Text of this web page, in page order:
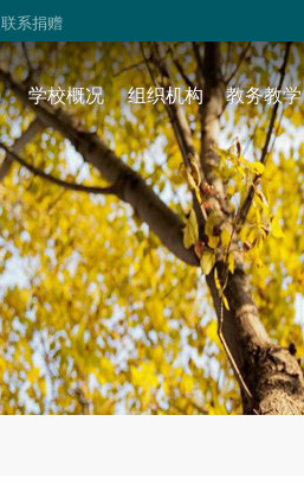
联系捐赠
学校概况 组织机构 教务教学